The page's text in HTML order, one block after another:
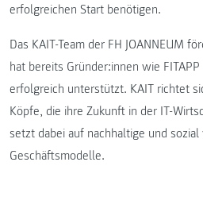
erfolgreichen Start benötigen.
Das KAIT-Team der FH JOANNEUM
hat bereits Gründer:innen wie
erfolgreich unterstützt. KAIT richtet
Köpfe, die ihre Zukunft in der IT-
setzt dabei auf nachhaltige und
Geschäftsmodelle.